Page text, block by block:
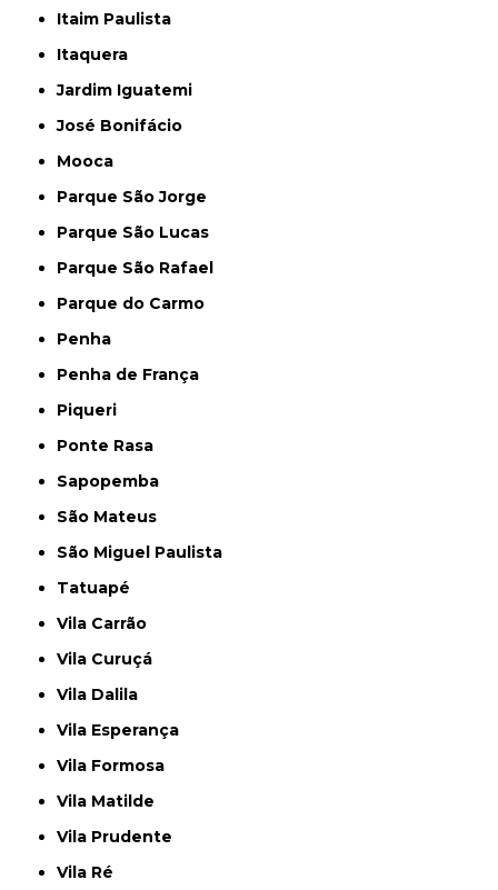
Itaim Paulista
Itaquera
Jardim Iguatemi
José Bonifácio
Mooca
Parque São Jorge
Parque São Lucas
Parque São Rafael
Parque do Carmo
Penha
Penha de França
Piqueri
Ponte Rasa
Sapopemba
São Mateus
São Miguel Paulista
Tatuapé
Vila Carrão
Vila Curuçá
Vila Dalila
Vila Esperança
Vila Formosa
Vila Matilde
Vila Prudente
Vila Ré